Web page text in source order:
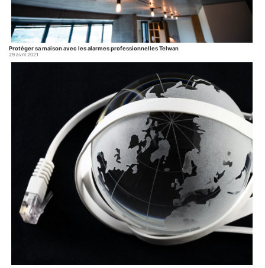
Quelles sont les aides du numérique
pour le département de l’Orne ?
La boucle locale radio c’est quoi ? En réalité c’est une technologie qui ressemble à
plusieurs autres technologies comme le THD radio, WIMAX, WI-FI… L’ensemble de ces
technologies permettent d’offrir un accès Internet par un réseau d’antennes déployé par
l’opérateur en question. TELWAN a plusieurs antennes déployées en France et notamment
dans le sud de l’Orne […]...
Lire la suite…
Protéger sa maison avec les alarmes professionnelles Telwan
29 avril 2021